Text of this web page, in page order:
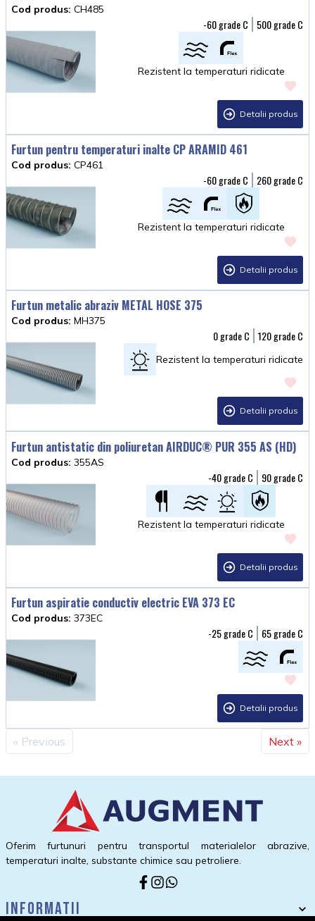
Cod produs: CH485
-60 500
Rezistent la temperaturi ridicate
Detalii produs
Furtun pentru temperaturi inalte CP ARAMID 461
Cod produs: CP461
-60 260
Rezistent la temperaturi ridicate
Detalii produs
Furtun metalic abraziv METAL HOSE 375
Cod produs: MH375
0 120
Rezistent la temperaturi ridicate
Detalii produs
Furtun antistatic din poliuretan AIRDUC® PUR 355 AS (HD)
Cod produs: 355AS
-40 90
Rezistent la temperaturi ridicate
Detalii produs
Furtun aspiratie conductiv electric EVA 373 EC
Cod produs: 373EC
-25 65
Detalii produs
« Previous Next »
Oferim furtunuri pentru transportul materialelor abrazive,
temperaturi inalte, substante chimice sau petroliere.
Informatii